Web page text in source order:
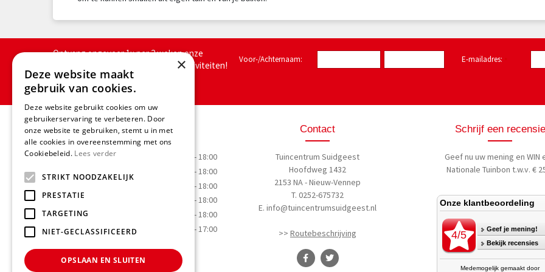
Ontvang ongeveer 1x per 2 weken onze
nieuwsbrief met acties, nieuws & activiteiten!
We slaan jouw gegevens op conform
onzeprivacy policy.
Voor-/Achternaam: E-mailadres:
Openingstijden
Maandag
09:00 - 18:00
09:00 - 18:00
09:00 - 18:00
Donderdag
09:00 - 18:00
Vrijdag
09:00 - 18:00
Zaterdag
09:00 - 17:00
Contact
Tuincentrum Suidgeest
Hoofdweg 1432
2153 NA - Nieuw-Vennep
T. 0252-675732
E. info@tuincentrumsuidgeest.nl
>> Routebeschrijving
Schrijf een recensie
Geef nu uw mening en WIN
Nationale Tuinbon t.w.v. €
×
Deze website maakt
gebruik van cookies.
Deze website gebruikt cookies om uw
gebruikerservaring te verbeteren. Door
onze website te gebruiken, stemt u in met
alle cookies in overeenstemming met ons
Cookiebeleid. Lees verder
STRIKT NOODZAKELIJK
PRESTATIE
TARGETING
NIET-GECLASSIFICEERD
OPSLAAN EN SLUITEN